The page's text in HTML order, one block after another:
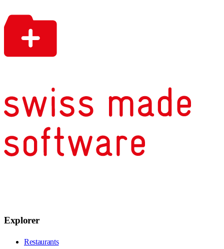
Explorer
Restaurants